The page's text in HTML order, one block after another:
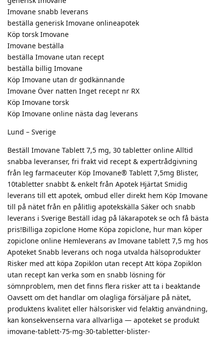
Imovane snabb leverans
beställa generisk Imovane onlineapotek
Köp torsk Imovane
Imovane beställa
beställa Imovane utan recept
beställa billig Imovane
Köp Imovane utan dr godkännande
Imovane Över natten Inget recept nr RX
Köp Imovane torsk
Köp Imovane online nästa dag leverans
Lund – Sverige
Beställ Imovane Tablett 7,5 mg, 30 tabletter online Alltid
snabba leveranser, fri frakt vid recept & expertrådgivning
från leg farmaceuter Köp Imovane® Tablett 7,5mg Blister,
10tabletter snabbt & enkelt från Apotek Hjärtat Smidig
leverans till ett apotek, ombud eller direkt hem Köp Imovane
till på nätet från en pålitlig apotekskälla Säker och snabb
leverans i Sverige Beställ idag på läkarapotek se och få bästa
pris!Billiga zopiclone Home Köpa zopiclone, hur man köper
zopiclone online Hemleverans av Imovane tablett 7,5 mg hos
Apoteket Snabb leverans och noga utvalda hälsoprodukter
Risker med att köpa Zopiklon utan recept Att köpa Zopiklon
utan recept kan verka som en snabb lösning för
sömnproblem, men det finns flera risker att ta i beaktande
Oavsett om det handlar om olagliga försäljare på nätet,
produktens kvalitet eller hälsorisker vid felaktig användning,
kan konsekvenserna vara allvarliga — apoteket se produkt
imovane-tablett-75-mg-30-tabletter-blister-